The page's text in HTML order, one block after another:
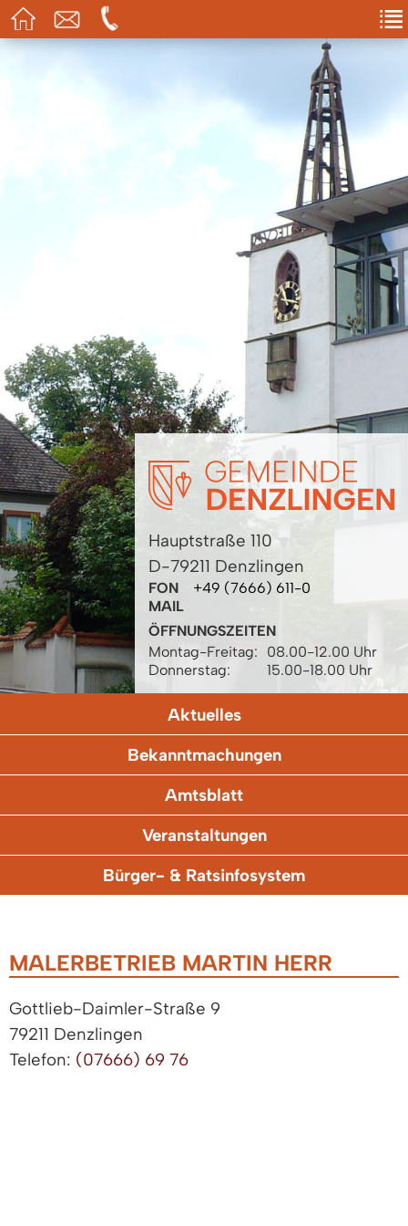
Hauptstraße 110
D-79211 Denzlingen
FON
+49 (7666) 611-0
MAIL
ÖFFNUNGSZEITEN
Montag-Freitag:
08.00-12.00 Uhr
Donnerstag:
15.00-18.00 Uhr
Aktuelles
Bekanntmachungen
Amtsblatt
Veranstaltungen
Bürger- & Ratsinfosystem
MALERBETRIEB MARTIN HERR
Gottlieb-Daimler-Straße 9
79211 Denzlingen
Telefon: (07666) 69 76